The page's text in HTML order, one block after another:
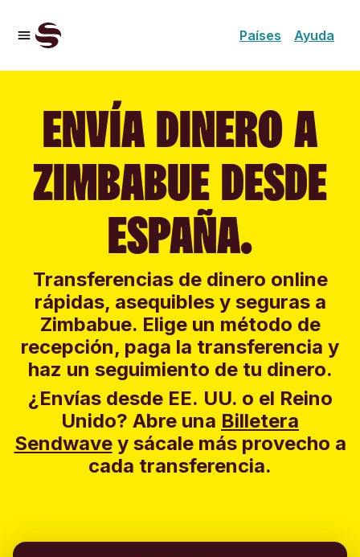
Países Ayuda
ENVÍA DINERO A
ZIMBABUE DESDE
ESPAÑA.
Transferencias de dinero online
rápidas, asequibles y seguras a
Zimbabue. Elige un método de
recepción, paga la transferencia y
haz un seguimiento de tu dinero.
¿Envías desde EE. UU. o el Reino
Unido? Abre una Billetera
Sendwavey sácale más provecho a
cada transferencia.